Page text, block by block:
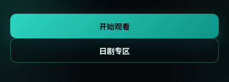
开始观看
日剧专区